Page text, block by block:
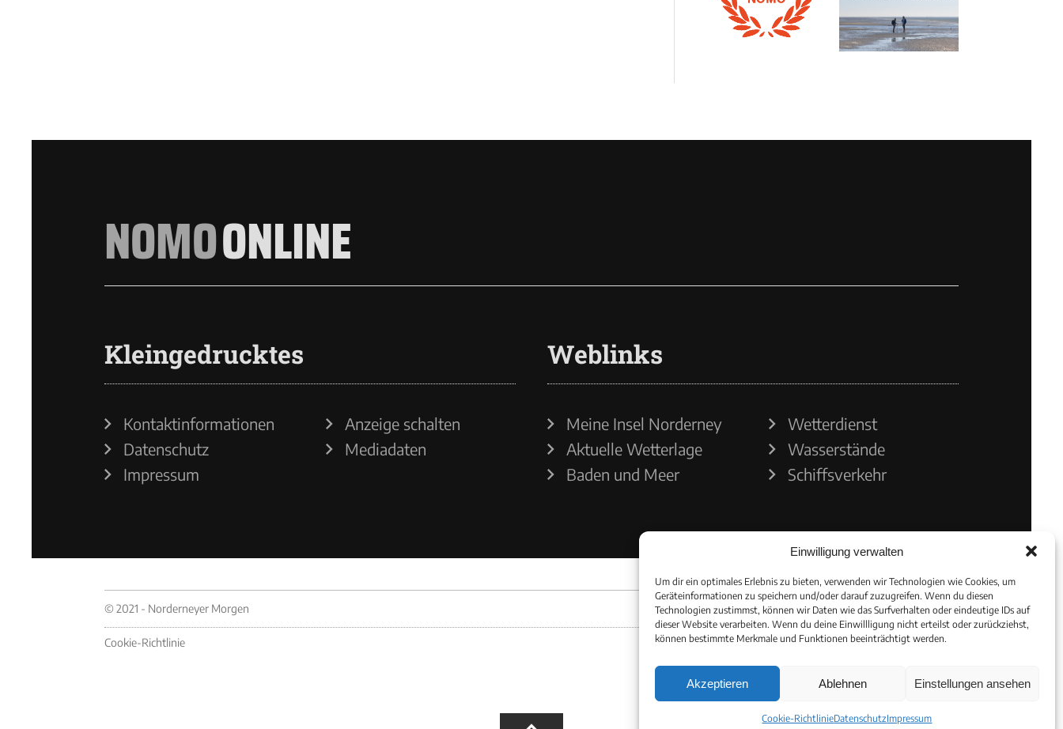
Einwilligung verwalten
Um dir ein optimales Erlebnis zu bieten, verwenden wir Technologien wie Cookies, um
Geräteinformationen zu speichern und/oder darauf zuzugreifen. Wenn du diesen
Technologien zustimmst, können wir Daten wie das Surfverhalten oder eindeutige IDs auf
dieser Website verarbeiten. Wenn du deine Einwillligung nicht erteilst oder zurückziehst,
können bestimmte Merkmale und Funktionen beeinträchtigt werden.
Akzeptieren Ablehnen Einstellungen ansehen
Cookie-RichtlinieDatenschutzImpressum
NOMOONLINE
Kleingedrucktes
Kontaktinformationen
Datenschutz
Impressum
Anzeige schalten
Mediadaten
Weblinks
Meine Insel Norderney
Aktuelle Wetterlage
Baden und Meer
Wetterdienst
Wasserstände
Schiffsverkehr
© 2021 - Norderneyer Morgen
Cookie-Richtlinie